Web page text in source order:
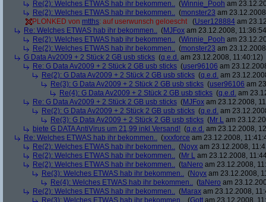
Re(2): Welches ETWAS hab ihr bekommen.. (Winnie_Pooh am
Re(2): Welches ETWAS hab ihr bekommen.. (monster23 am
PLONKED von mtths: auf userwunsch geloescht (User128884 am
Re: Welches ETWAS hab ihr bekommen.. (MJFox am 23.12.2008,
Re(2): Welches ETWAS hab ihr bekommen.. (Winnie_Pooh am
Re(2): Welches ETWAS hab ihr bekommen.. (monster23 am
G Data Av2009 + 2 Stück 2 GB usb sticks (q.e.d. am 23.12.2008, 11:40:12)
Re: G Data Av2009 + 2 Stück 2 GB usb sticks (user96106 am
Re(2): G Data Av2009 + 2 Stück 2 GB usb sticks (q.e.d. am
Re(3): G Data Av2009 + 2 Stück 2 GB usb sticks (user96106 am
Re(4): G Data Av2009 + 2 Stück 2 GB usb sticks (q.e.d. am
Re: G Data Av2009 + 2 Stück 2 GB usb sticks (MJFox am 23.12.2008,
Re(2): G Data Av2009 + 2 Stück 2 GB usb sticks (q.e.d. am
Re(3): G Data Av2009 + 2 Stück 2 GB usb sticks (Mr L am
biete G DATA AntiVirus um 21,99 inkl Versand! (q.e.d. am 23.12.2008,
Re: Welches ETWAS hab ihr bekommen.. (xxxforce am 23.12.2008,
Re(2): Welches ETWAS hab ihr bekommen.. (Noyx am 23.12.2008,
Re(2): Welches ETWAS hab ihr bekommen.. (Mr L am 23.12.2008,
Re(2): Welches ETWAS hab ihr bekommen.. (taNero am 23.12.2008,
Re(3): Welches ETWAS hab ihr bekommen.. (Noyx am 23.12.2008,
Re(4): Welches ETWAS hab ihr bekommen.. (taNero am
Re(2): Welches ETWAS hab ihr bekommen.. (Marax am 23.12.2008,
Re(3): Welches ETWAS hab ihr bekommen.. (Gott am 23.12.2008,